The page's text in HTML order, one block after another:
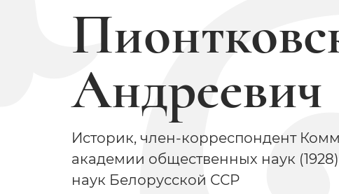
Андреевич
Историк, член-корреспондент
академии общественных наук
наук Белорусской ССР